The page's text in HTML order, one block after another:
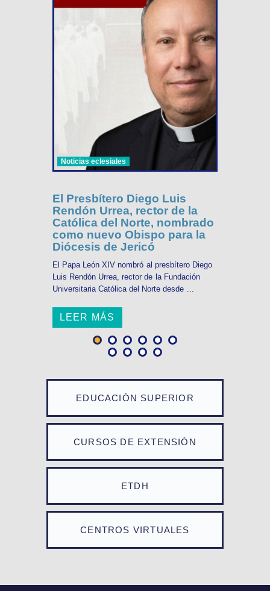
EDUCACIÓN SUPERIOR
CURSOS DE EXTENSIÓN
ETDH
CENTROS VIRTUALES
Noticias eclesiales
El Presbítero Diego Luis
Rendón Urrea, rector de la
Católica del Norte, nombrado
como nuevo Obispo para la
Diócesis de Jericó
El Papa León XIV nombró al presbítero Diego
Luis Rendón Urrea, rector de la Fundación
Universitaria Católica del Norte desde ...
LEER MÁS